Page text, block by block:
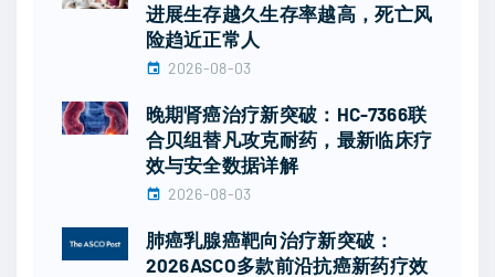
进展生存越久生存率越高，死亡风
险趋近正常人
2026-08-03
晚期肾癌治疗新突破：HC-7366联
合贝组替凡攻克耐药，最新临床疗
效与安全数据详解
2026-08-03
肺癌乳腺癌靶向治疗新突破：
2026ASCO多款前沿抗癌新药疗效